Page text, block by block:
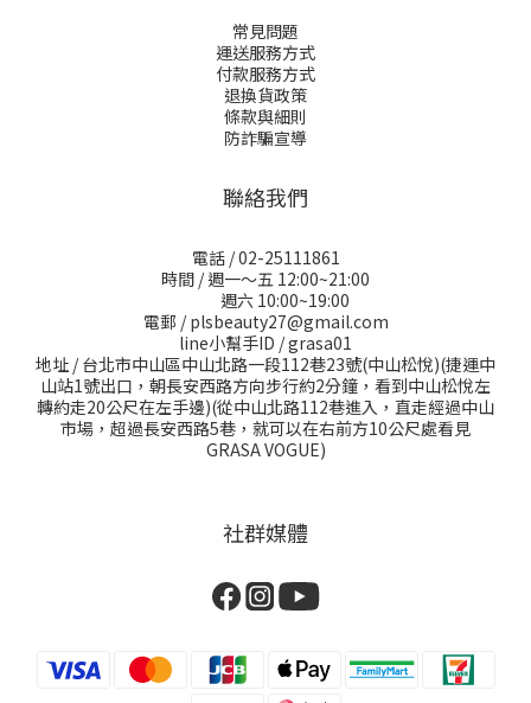
常見問題
運送服務方式
付款服務方式
退換貨政策
條款與細則
防詐騙宣導
聯絡我們
電話 / 02-25111861
時間 / 週一～五 12:00~21:00
週六 10:00~19:00
電郵 / plsbeauty27@gmail.com
line小幫手ID / grasa01
地址 / 台北市中山區中山北路一段112巷23號(中山松悅)(捷運中
山站1號出口，朝長安西路方向步行約2分鐘，看到中山松悅左
轉約走20公尺在左手邊)(從中山北路112巷進入，直走經過中山
市場，超過長安西路5巷，就可以在右前方10公尺處看見
GRASA VOGUE)
社群媒體